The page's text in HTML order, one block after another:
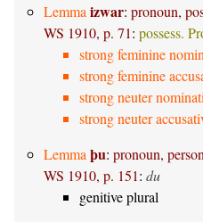
Lemma izwar: pronoun,
WS 1910, p. 71: possess.
strong feminine
strong feminine
strong neuter
strong neuter
Lemma þu: pronoun,
WS 1910, p. 151: du
genitive plural